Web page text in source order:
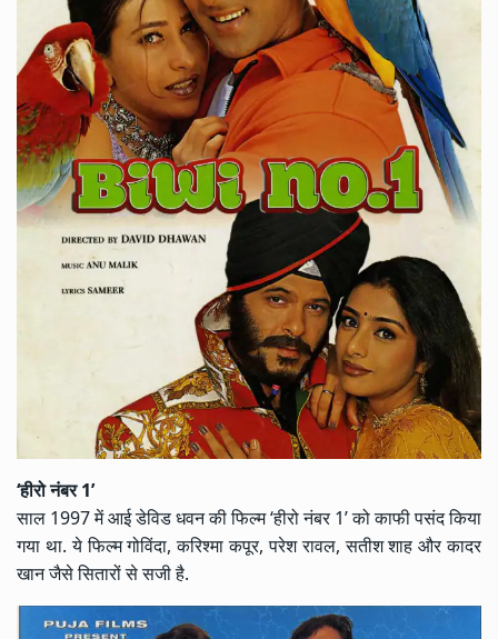
‘हीरो नंबर 1’
साल 1997 में आई डेविड धवन की फिल्म ‘हीरो नंबर 1’ को काफी पसंद किया
गया था. ये फिल्म गोविंदा, करिश्मा कपूर, परेश रावल, सतीश शाह और कादर
खान जैसे सितारों से सजी है.